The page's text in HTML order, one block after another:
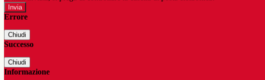
Errore
Chiudi
Successo
Chiudi
Informazione